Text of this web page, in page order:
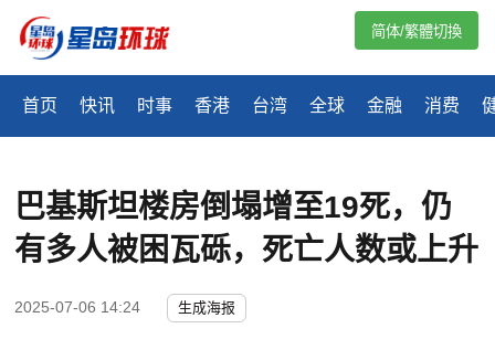
首页 快讯 时事 香港 台湾 全球 金融 消费
简体/繁體切換
巴基斯坦楼房倒塌增至19死，仍
有多人被困瓦砾，死亡人数或上升
2025-07-06 14:24 生成海报